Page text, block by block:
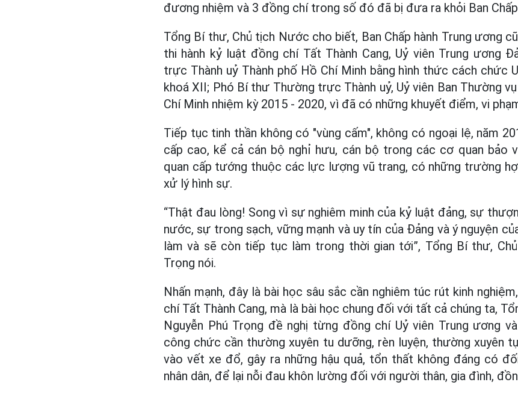
đương nhiệm và 3 đồng chí trong số đó đã bị đưa ra khỏi Ban
Tổng Bí thư, Chủ tịch Nước cho biết, Ban Chấp hành Trung ương
thi hành kỷ luật đồng chí Tất Thành Cang, Uỷ viên Trung ương
trực Thành uỷ Thành phố Hồ Chí Minh bằng hình thức cách chức
khoá XII; Phó Bí thư Thường trực Thành uỷ, Uỷ viên Ban Thường
Chí Minh nhiệm kỳ 2015 - 2020, vì đã có những khuyết điểm, vi
Tiếp tục tinh thần không có "vùng cấm", không có ngoại lệ, năm
cấp cao, kể cả cán bộ nghỉ hưu, cán bộ trong các cơ quan bảo
quan cấp tướng thuộc các lực lượng vũ trang, có những trường
xử lý hình sự.
“Thật đau lòng! Song vì sự nghiêm minh của kỷ luật đảng, sự
nước, sự trong sạch, vững mạnh và uy tín của Đảng và ý nguyện
làm và sẽ còn tiếp tục làm trong thời gian tới”, Tổng Bí thư,
Trọng nói.
Nhấn mạnh, đây là bài học sâu sắc cần nghiêm túc rút kinh
chí Tất Thành Cang, mà là bài học chung đối với tất cả chúng ta,
Nguyễn Phú Trọng đề nghị từng đồng chí Uỷ viên Trung ương
công chức cần thường xuyên tu dưỡng, rèn luyện, thường xuyên
vào vết xe đổ, gây ra những hậu quả, tổn thất không đáng có
nhân dân, để lại nỗi đau khôn lường đối với người thân, gia đình,